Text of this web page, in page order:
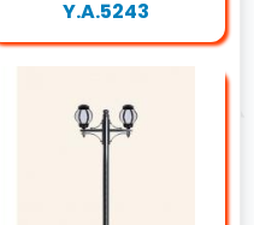
Y.A.5243